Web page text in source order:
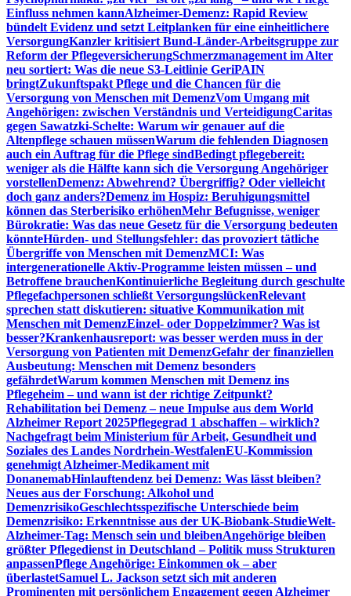
Einfluss nehmen kannAlzheimer-Demenz: Rapid Review
bündelt Evidenz und setzt Leitplanken für eine einheitlichere
VersorgungKanzler kritisiert Bund-Länder-Arbeitsgruppe zur
Reform der PflegeversicherungSchmerzmanagement im Alter
neu sortiert: Was die neue S3-Leitlinie GeriPAIN
bringtZukunftspakt Pflege und die Chancen für die
Versorgung von Menschen mit DemenzVom Umgang mit
Angehörigen: zwischen Verständnis und VerteidigungCaritas
gegen Sawatzki-Schelte: Warum wir genauer auf die
Altenpflege schauen müssenWarum die fehlenden Diagnosen
auch ein Auftrag für die Pflege sindBedingt pflegebereit:
weniger als die Hälfte kann sich die Versorgung Angehöriger
vorstellenDemenz: Abwehrend? Übergriffig? Oder vielleicht
doch ganz anders?Demenz im Hospiz: Beruhigungsmittel
können das Sterberisiko erhöhenMehr Befugnisse, weniger
Bürokratie: Was das neue Gesetz für die Versorgung bedeuten
könnteHürden- und Stellungsfehler: das provoziert tätliche
Übergriffe von Menschen mit DemenzMCI: Was
intergenerationelle Aktiv-Programme leisten müssen – und
Betroffene brauchenKontinuierliche Begleitung durch geschulte
Pflegefachpersonen schließt VersorgungslückenRelevant
sprechen statt diskutieren: situative Kommunikation mit
Menschen mit DemenzEinzel- oder Doppelzimmer? Was ist
besser?Krankenhausreport: was besser werden muss in der
Versorgung von Patienten mit DemenzGefahr der finanziellen
Ausbeutung: Menschen mit Demenz besonders
gefährdetWarum kommen Menschen mit Demenz ins
Pflegeheim – und wann ist der richtige Zeitpunkt?
Rehabilitation bei Demenz – neue Impulse aus dem World
Alzheimer Report 2025Pflegegrad 1 abschaffen – wirklich?
Nachgefragt beim Ministerium für Arbeit, Gesundheit und
Soziales des Landes Nordrhein-WestfalenEU-Kommission
genehmigt Alzheimer-Medikament mit
DonanemabHinlauftendenz bei Demenz: Was lässt bleiben?
Neues aus der Forschung: Alkohol und
DemenzrisikoGeschlechtsspezifische Unterschiede beim
Demenzrisiko: Erkenntnisse aus der UK-Biobank-StudieWelt-
Alzheimer-Tag: Mensch sein und bleibenAngehörige bleiben
größter Pflegedienst in Deutschland – Politik muss Strukturen
anpassenPflege Angehörige: Einkommen ok – aber
überlastetSamuel L. Jackson setzt sich mit anderen
Prominenten mit persönlichem Engagement gegen Alzheimer